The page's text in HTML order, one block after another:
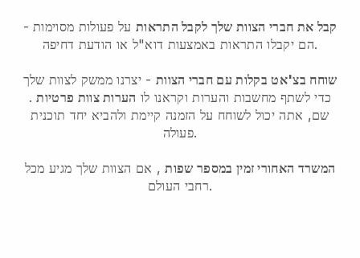
קבל את חברי הצוות שלך לקבל התראות על פעולות מסוימות -
הם יקבלו התראות באמצעות דוא"ל או הודעת דחיפה.
שוחח בצ'אט בקלות עם חברי הצוות - יצרנו ממשק לצוות שלך
כדי לשתף מחשבות והערות וקראנו לו הערות צוות פרטיות.
שם, אתה יכול לשוחח על הזמנה קיימת ולהביא יחד תוכנית
פעולה.
המשרד האחורי זמין במספר שפות, אם הצוות שלך מגיע מכל
רחבי העולם.